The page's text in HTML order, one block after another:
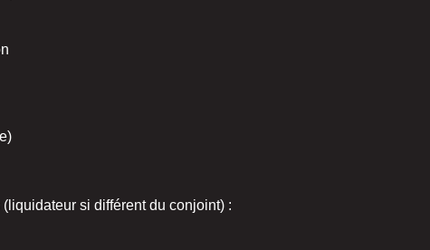
si différent du conjoint) :